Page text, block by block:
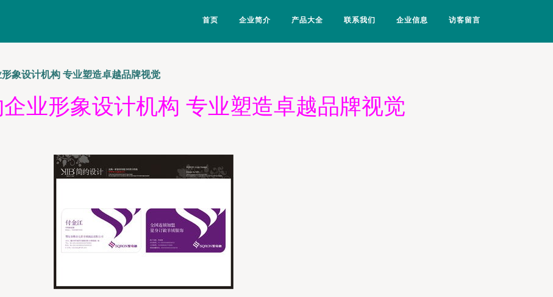
首页 企业简介 产品大全 联系我们 企业信息 访客留言
象设计机构 专业塑造卓越品牌视觉
业形象设计机构 专业塑造卓越品牌视觉